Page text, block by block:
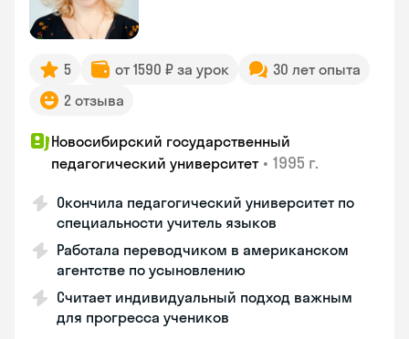
5 от 1590 ₽ за урок
30 лет опыта
2 отзыва
Новосибирский государственный
педагогический университет • 1995 г.
Окончила педагогический университет по
специальности учитель языков
Работала переводчиком в американском
агентстве по усыновлению
Считает индивидуальный подход важным
для прогресса учеников